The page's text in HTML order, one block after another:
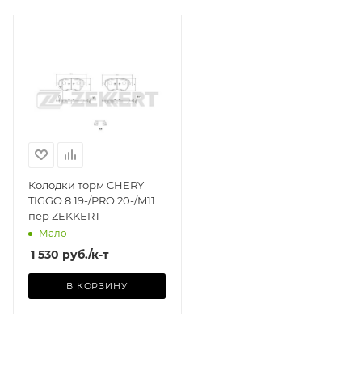
Колодки торм CHERY
TIGGO 8 19-/PRO 20-/M11
пер ZEKKERT
Мало
1 530 руб./к-т
В КОРЗИНУ